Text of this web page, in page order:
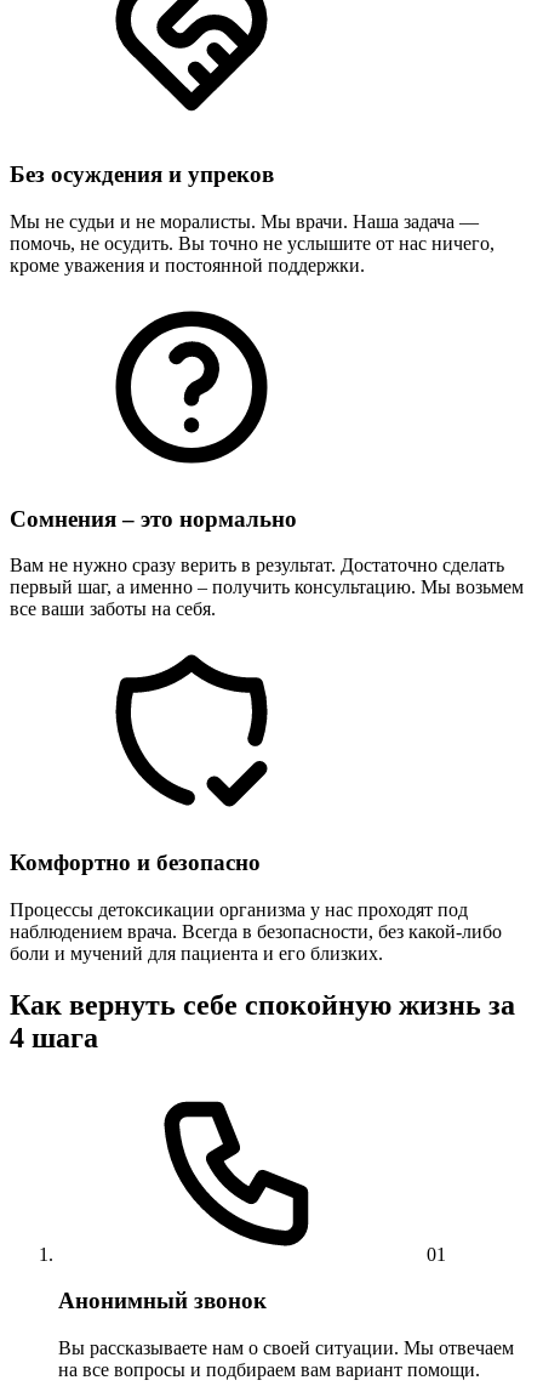
Без осуждения и упреков
Мы не судьи и не моралисты. Мы врачи. Наша задача —
помочь, не осудить. Вы точно не услышите от нас ничего,
кроме уважения и постоянной поддержки.
Сомнения – это нормально
Вам не нужно сразу верить в результат. Достаточно сделать
первый шаг, а именно – получить консультацию. Мы возьмем
все ваши заботы на себя.
Комфортно и безопасно
Процессы детоксикации организма у нас проходят под
наблюдением врача. Всегда в безопасности, без какой-либо
боли и мучений для пациента и его близких.
Как вернуть себе спокойную жизнь за
4 шага
01
Анонимный звонок
Вы рассказываете нам о своей ситуации. Мы отвечаем
на все вопросы и подбираем вам вариант помощи.